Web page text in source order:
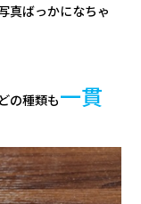
真ばっかになちゃ
の種類も一貫